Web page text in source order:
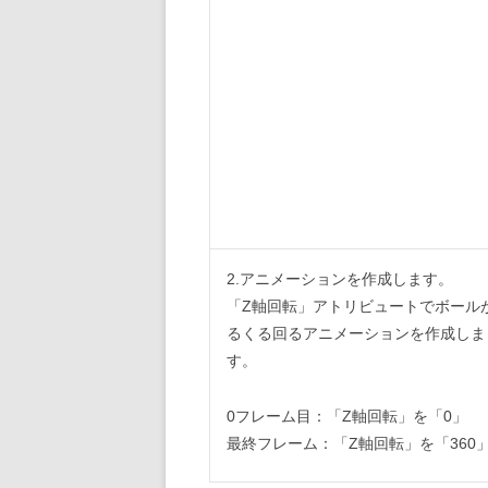
2.アニメーションを作成します。
「Z軸回転」アトリビュートでボール
るくる回るアニメーションを作成しま
す。
0フレーム目：「Z軸回転」を「0」
最終フレーム：「Z軸回転」を「360